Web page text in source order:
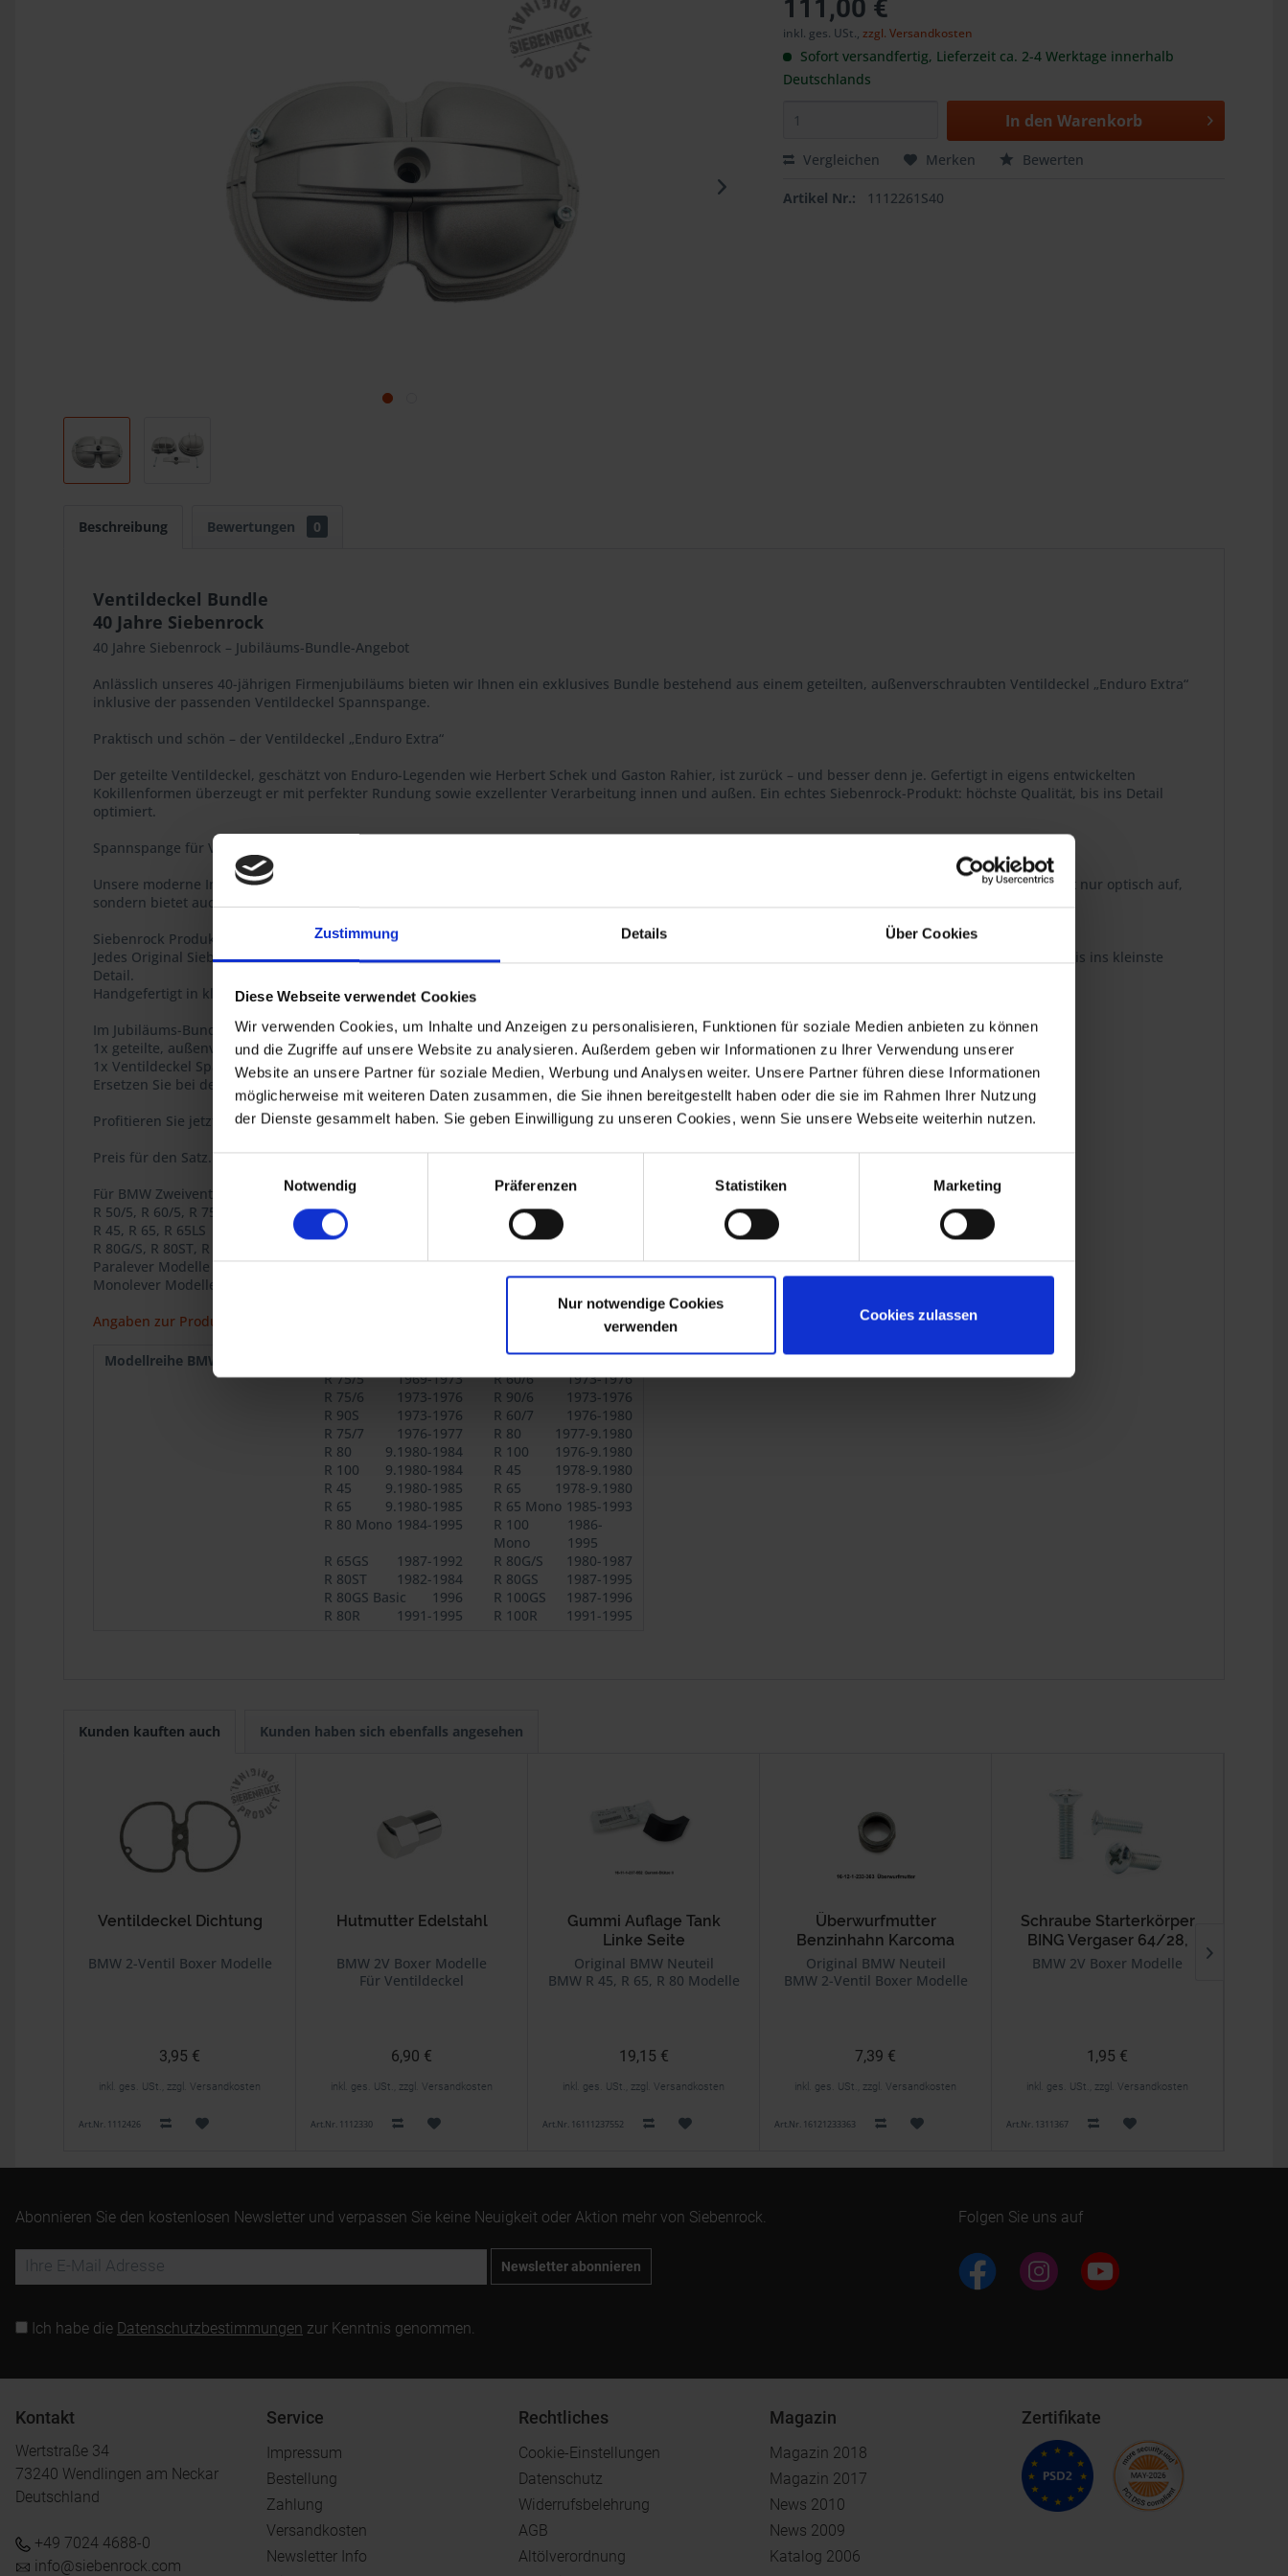
Zustimmung Details Über Cookies
Diese Webseite verwendet Cookies
Wir verwenden Cookies, um Inhalte und Anzeigen zu personalisieren, Funktionen für soziale Medien anbieten zu können
und die Zugriffe auf unsere Website zu analysieren. Außerdem geben wir Informationen zu Ihrer Verwendung unserer
Website an unsere Partner für soziale Medien, Werbung und Analysen weiter. Unsere Partner führen diese Informationen
möglicherweise mit weiteren Daten zusammen, die Sie ihnen bereitgestellt haben oder die sie im Rahmen Ihrer Nutzung
der Dienste gesammelt haben. Sie geben Einwilligung zu unseren Cookies, wenn Sie unsere Webseite weiterhin nutzen.
Notwendig
Präferenzen Statistiken Marketing
Nur notwendige Cookies
verwenden
Cookies zulassen
111,00 €
inkl. ges. USt.,zzgl. Versandkosten
Sofort versandfertig, Lieferzeit ca. 2-4 Werktage innerhalb
Deutschlands
In den Warenkorb
Vergleichen Merken Bewerten
Artikel Nr.: 1112261S40
Beschreibung Bewertungen 0
Ventildeckel Bundle
40 Jahre Siebenrock
40 Jahre Siebenrock – Jubiläums-Bundle-Angebot
Anlässlich unseres 40-jährigen Firmenjubiläums bieten wir Ihnen ein exklusives Bundle bestehend aus einem geteilten, außenverschraubten Ventildeckel „Enduro Extra“
inklusive der passenden Ventildeckel Spannspange.
Praktisch und schön – der Ventildeckel „Enduro Extra“
Der geteilte Ventildeckel, geschätzt von Enduro-Legenden wie Herbert Schek und Gaston Rahier, ist zurück – und besser denn je. Gefertigt in eigens entwickelten
Kokillenformen überzeugt er mit perfekter Rundung sowie exzellenter Verarbeitung innen und außen. Ein echtes Siebenrock-Produkt: höchste Qualität, bis ins Detail
optimiert.
Spannspange für Ventildeckel „Enduro“
Unsere moderne Interpretation der klassischen Haltespange besticht durch ihre durchdachte Form und das elegante Design. Sie wertet den Boxer nicht nur optisch auf,
sondern bietet auch zusätzlichen Schutz für die Ventildeckel.
Siebenrock Produkt
Jedes Original Siebenrock Produkt trägt dieses Siegel – Ihr Zeichen für kompromisslose Qualität, durchdachte Konstruktion und technische Perfektion bis ins kleinste
Detail.
Handgefertigt in kleinen Serien. Entwickelt und gefertigt in Deutschland. Made in Germany.
Im Jubiläums-Bundle enthalten:
1x geteilte, außenverschraubte Ventildeckel „Enduro Extra“ (Art.Nr. 1112261)
1x Ventildeckel Spannspange(Art. Nr. 1112270)
Ersetzen Sie bei der Montage auch gleich die Ventildeckeldichtung (Art.-Nr. 1112426) – für eine dauerhaft zuverlässige Abdichtung.
Profitieren Sie jetzt von diesem attraktiven Jubiläumsangebot und rüsten Sie Ihren Boxer stilvoll auf – mit geprüfter Siebenrock Qualität seit 40 Jahren.
Preis für den Satz.
Für BMW Zweiventil Boxer Modelle
R 50/5, R 60/5, R 75/5, R 60/6, R 75/6, R 90/6, R 90S, R 60/7, R 75/7, R 80/7, R 80RT, R 80, R 100/7, R 100S, R 100RS, R 100RT, R 100CS
R 45, R 65, R 65LS
R 80G/S, R 80ST, R 65GS,
Paralever Modelle R 80GS, R 100GS, R 80GS PD, R 100GS PD, R 80R, R 100R, R 100R Mystic, R 80GS Basic
Monolever Modelle R 65, R 80, R 80RT, R 100RS, R 100RT
Angaben zur Produktsicherheit
Modellreihe BMW : R 60/5
1969-1973
R 75/5
1969-1973 R 60/6
1973-1976
R 75/6
1973-1976 R 90/6
1973-1976
R 90S
1973-1976 R 60/7
1976-1980
R 75/7
1976-1977 R 80
1977-9.1980
R 80
9.1980-1984 R 100
1976-9.1980
R 100
9.1980-1984 R 45
1978-9.1980
R 45
9.1980-1985 R 65
1978-9.1980
R 65
9.1980-1985 R 65 Mono 1985-1993
R 80 Mono 1984-1995
R 100
Mono
1986-
1995
R 65GS
1987-1992 R 80G/S
1980-1987
R 80ST
1982-1984 R 80GS
1987-1995
R 80GS Basic
1996 R 100GS
1987-1996
R 80R
1991-1995 R 100R 1991-1995
Kunden kauften auch Kunden haben sich ebenfalls angesehen
Ventildeckel Dichtung
BMW 2-Ventil Boxer Modelle
3,95 €
inkl. ges. USt., zzgl. Versandkosten
Art.Nr. 1112426
Hutmutter Edelstahl
BMW 2V Boxer Modelle
Für Ventildeckel
6,90 €
inkl. ges. USt., zzgl. Versandkosten
Art.Nr. 1112330
Gummi Auflage Tank
Linke Seite
Original BMW Neuteil
BMW R 45, R 65, R 80 Modelle
19,15 €
inkl. ges. USt., zzgl. Versandkosten
Art.Nr. 16111237552
Überwurfmutter
Benzinhahn Karcoma
Oben
Original BMW Neuteil
BMW 2-Ventil Boxer Modelle
7,39 €
inkl. ges. USt., zzgl. Versandkosten
Art.Nr. 16121233363
Schraube Starterkörper
BING Vergaser 64/28,
64/32, 94/40
BMW 2V Boxer Modelle
1,95 €
inkl. ges. USt., zzgl. Versandkosten
Art.Nr. 1311367
Abonnieren Sie den kostenlosen Newsletter und verpassen Sie keine Neuigkeit oder Aktion mehr von Siebenrock.
Newsletter abonnieren
Ich habe die Datenschutzbestimmungen zur Kenntnis genommen.
Folgen Sie uns auf
Kontakt
Wertstraße 34
73240 Wendlingen am Neckar
Deutschland
+49 7024 4688-0
info@siebenrock.com
Service
Impressum
Bestellung
Zahlung
Versandkosten
Newsletter Info
Rechtliches
Cookie-Einstellungen
Datenschutz
Widerrufsbelehrung
AGB
Altölverordnung
Magazin
Magazin 2018
Magazin 2017
News 2010
News 2009
Katalog 2006
Zertifikate